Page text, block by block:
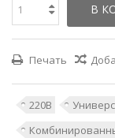
В
Печать
220В